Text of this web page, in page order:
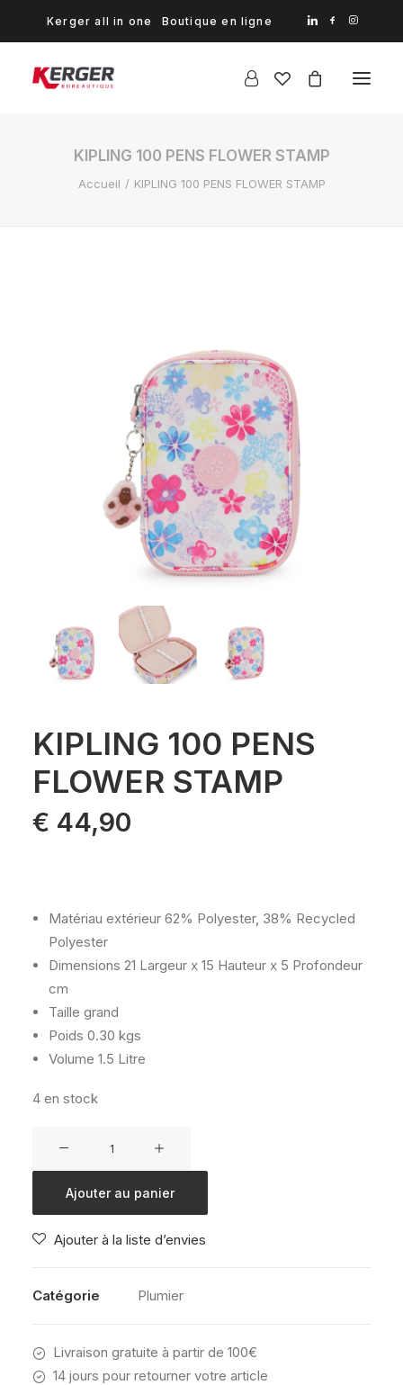
Kerger all in one Boutique en ligne
KIPLING 100 PENS FLOWER STAMP
Accueil KIPLING 100 PENS FLOWER STAMP
KIPLING 100 PENS
FLOWER STAMP
€ 44,90
Matériau extérieur 62% Polyester, 38% Recycled
Polyester
Dimensions 21 Largeur x 15 Hauteur x 5 Profondeur
cm
Taille grand
Poids 0.30 kgs
Volume 1.5 Litre
4 en stock
FLOWER
Ajouter au panier
Ajouter à la liste d’envies
Catégorie Plumier
Livraison gratuite à partir de 100€
14 jours pour retourner votre article